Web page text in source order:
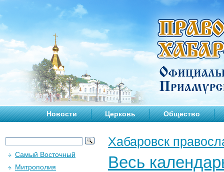
Новости Церковь Общество
Хабаровск
Весь
Самый Восточный
Митрополия